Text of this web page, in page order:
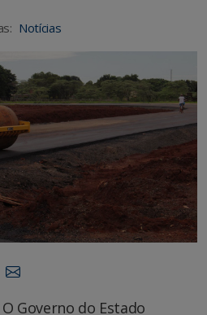
Notícias
Governo do Estado